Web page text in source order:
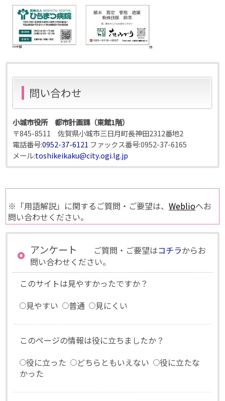
問い合わせ
小城市役所 都市計画課（東館1階）
〒845-8511 佐賀県小城市三日月町長神田2312番地2
電話番号:0952-37-6121 ファックス番号:0952-37-6165
メール:toshikeikaku@city.ogi.lg.jp
※「用語解説」に関するご質問・ご要望は、Weblioへお
問い合わせください。
アンケート ご質問・ご要望はコチラからお
問い合わせください。
このサイトは見やすかったですか？
見やすい
普通 見にくい
このページの情報は役に立ちましたか？
役に立った
どちらともいえない
役に立たな
かった